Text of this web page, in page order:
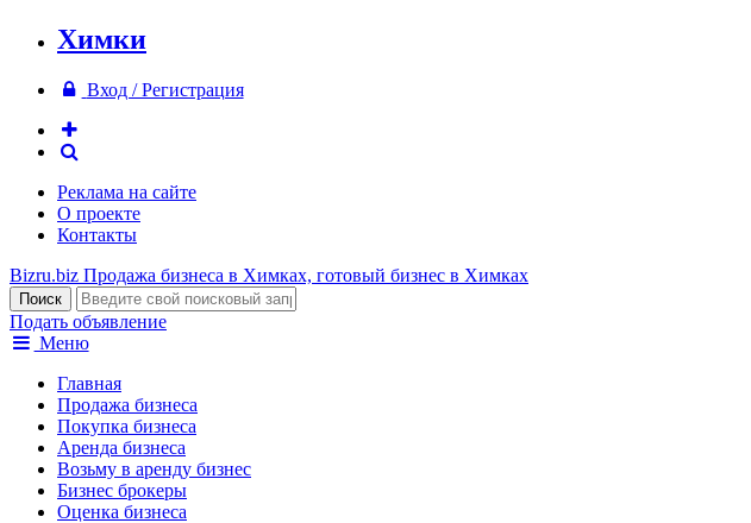
Химки
Вход / Регистрация
Реклама на сайте
О проекте
Контакты
Bizru.biz Продажа бизнеса в Химках, готовый бизнес в Химках
Подать объявление
Меню
Главная
Продажа бизнеса
Покупка бизнеса
Аренда бизнеса
Возьму в аренду бизнес
Бизнес брокеры
Оценка бизнеса